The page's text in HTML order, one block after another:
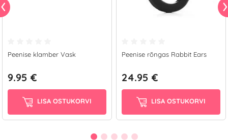
Peenise klamber Vask
9.95 €
LISA OSTUKORVI
Peenise rõngas Rabbit Ears
24.95 €
LISA OSTUKORVI